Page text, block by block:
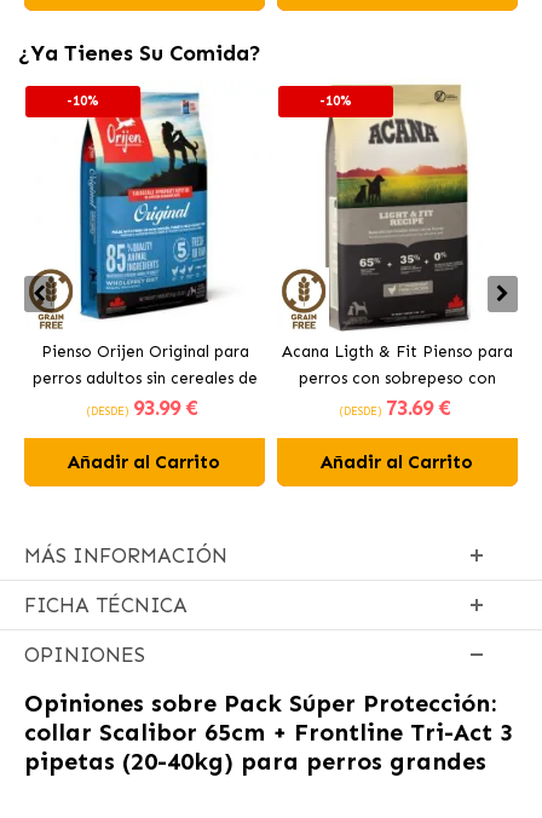
¿Ya Tienes Su Comida?
-10%
Pienso Orijen Original para
perros adultos sin cereales de
pollo
(DESDE) 93.99 €
Añadir al Carrito
-10%
Acana Ligth & Fit Pienso para
perros con sobrepeso con
pollo fresco
(DESDE) 73.69 €
Añadir al Carrito
MÁS INFORMACIÓN
FICHA TÉCNICA
OPINIONES
Opiniones sobre Pack Súper Protección:
collar Scalibor 65cm + Frontline Tri-Act 3
pipetas (20-40kg) para perros grandes